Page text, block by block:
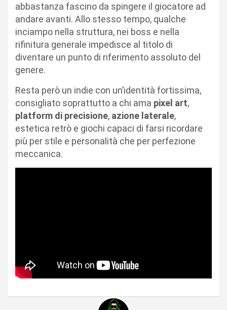
abbastanza fascino da spingere il giocatore ad
andare avanti. Allo stesso tempo, qualche
inciampo nella struttura, nei boss e nella
rifinitura generale impedisce al titolo di
diventare un punto di riferimento assoluto del
genere.
Resta però un indie con un’identità fortissima,
consigliato soprattutto a chi ama pixel art,
platform di precisione, azione laterale,
estetica retrò e giochi capaci di farsi ricordare
più per stile e personalità che per perfezione
meccanica.